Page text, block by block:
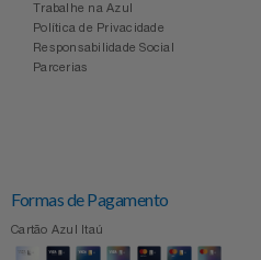
Trabalhe na Azul
Política de Privacidade
Responsabilidade Social
Parcerias
Formas de Pagamento
Cartão Azul Itaú